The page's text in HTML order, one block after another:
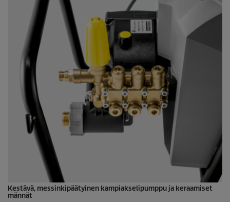
Kestävä, messinkipäätyinen kampiakselipumppu ja keraamiset
männät